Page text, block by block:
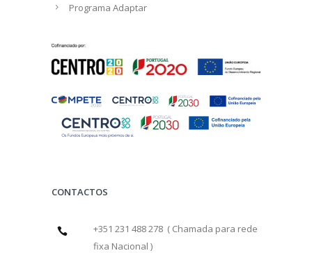
Programa Adaptar
CONTACTOS
+351 231 488 278 ( Chamada para rede
fixa Nacional )